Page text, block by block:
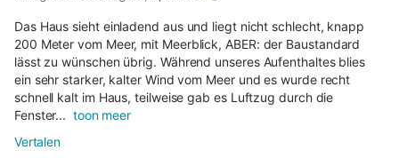
Das Haus sieht einladend aus und liegt nicht schlecht, knapp
200 Meter vom Meer, mit Meerblick, ABER: der Baustandard
lässt zu wünschen übrig. Während unseres Aufenthaltes blies
ein sehr starker, kalter Wind vom Meer und es wurde recht
schnell kalt im Haus, teilweise gab es Luftzug durch die
Fenster... toon meer
Vertalen